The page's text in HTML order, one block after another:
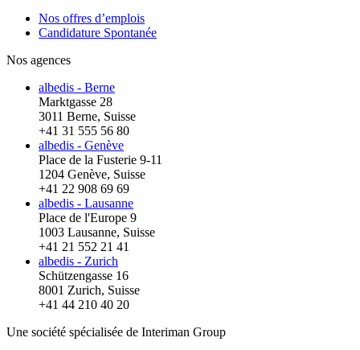
Nos offres d’emplois
Candidature Spontanée
Nos agences
albedis - Berne
Marktgasse 28
3011 Berne, Suisse
+41 31 555 56 80
albedis - Genève
Place de la Fusterie 9-11
1204 Genève, Suisse
+41 22 908 69 69
albedis - Lausanne
Place de l'Europe 9
1003 Lausanne, Suisse
+41 21 552 21 41
albedis - Zurich
Schützengasse 16
8001 Zurich, Suisse
+41 44 210 40 20
Une société spécialisée de Interiman Group